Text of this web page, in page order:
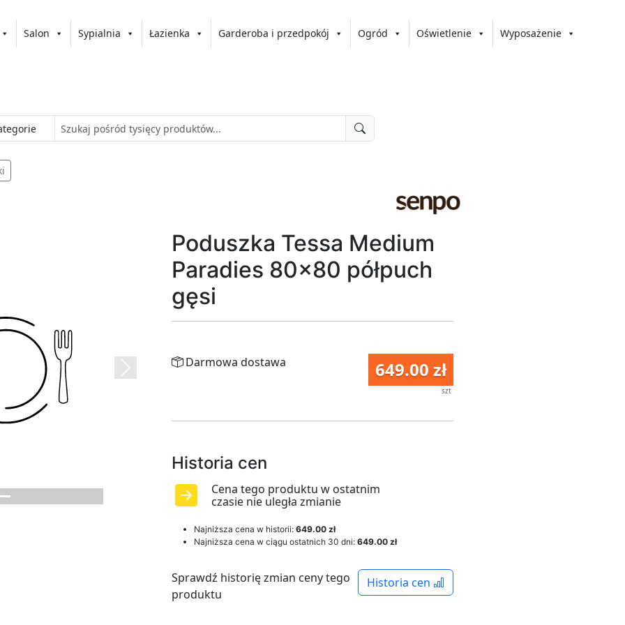
Salon Sypialnia Łazienka Garderoba i przedpokój Ogród Oświetlenie Wyposażenie
Next
Poduszka Tessa Medium
Paradies 80x80 półpuch
gęsi
649.00 zł
szt
Darmowa dostawa
Historia cen
Cena tego produktu w ostatnim
czasie nie uległa zmianie
Najniższa cena w historii: 649.00 zł
Najniższa cena w ciągu ostatnich 30 dni: 649.00 zł
Historia cen
Sprawdź historię zmian ceny tego
produktu